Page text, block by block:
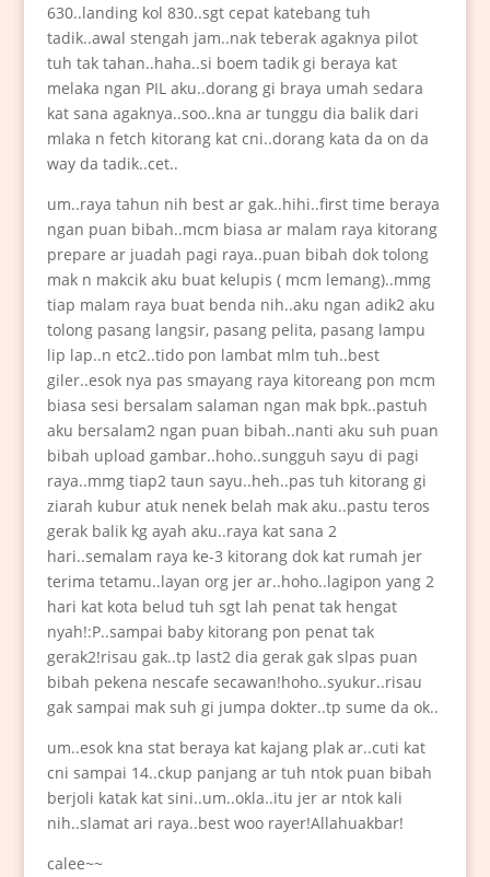
630..landing kol 830..sgt cepat katebang tuh
tadik..awal stengah jam..nak teberak agaknya pilot
tuh tak tahan..haha..si boem tadik gi beraya kat
melaka ngan PIL aku..dorang gi braya umah sedara
kat sana agaknya..soo..kna ar tunggu dia balik dari
mlaka n fetch kitorang kat cni..dorang kata da on da
way da tadik..cet..
um..raya tahun nih best ar gak..hihi..first time beraya
ngan puan bibah..mcm biasa ar malam raya kitorang
prepare ar juadah pagi raya..puan bibah dok tolong
mak n makcik aku buat kelupis ( mcm lemang)..mmg
tiap malam raya buat benda nih..aku ngan adik2 aku
tolong pasang langsir, pasang pelita, pasang lampu
lip lap..n etc2..tido pon lambat mlm tuh..best
giler..esok nya pas smayang raya kitoreang pon mcm
biasa sesi bersalam salaman ngan mak bpk..pastuh
aku bersalam2 ngan puan bibah..nanti aku suh puan
bibah upload gambar..hoho..sungguh sayu di pagi
raya..mmg tiap2 taun sayu..heh..pas tuh kitorang gi
ziarah kubur atuk nenek belah mak aku..pastu teros
gerak balik kg ayah aku..raya kat sana 2
hari..semalam raya ke-3 kitorang dok kat rumah jer
terima tetamu..layan org jer ar..hoho..lagipon yang 2
hari kat kota belud tuh sgt lah penat tak hengat
nyah!:P..sampai baby kitorang pon penat tak
gerak2!risau gak..tp last2 dia gerak gak slpas puan
bibah pekena nescafe secawan!hoho..syukur..risau
gak sampai mak suh gi jumpa dokter..tp sume da ok..
um..esok kna stat beraya kat kajang plak ar..cuti kat
cni sampai 14..ckup panjang ar tuh ntok puan bibah
berjoli katak kat sini..um..okla..itu jer ar ntok kali
nih..slamat ari raya..best woo rayer!Allahuakbar!
calee~~